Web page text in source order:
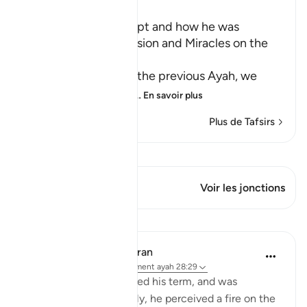
Musa's Return to Egypt and how he was
honored with the Mission and Miracles on the
In the explanation of the previous Ayah, we
… En savoir plus
Plus de Tafsirs
Voir les jonctions
In the Shade of the Quran
Référencement ayah 28:29
When Moses had fulfilled his term, and was
travelling with his family, he perceived a fire on the